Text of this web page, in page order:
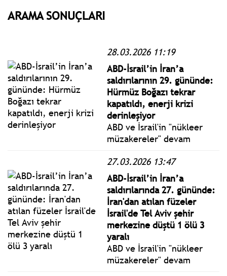
ARAMA SONUÇLARI
28.03.2026 11:19
ABD-İsrail’in İran’a
saldırılarının 29. gününde:
Hürmüz Boğazı tekrar
kapatıldı, enerji krizi
derinleşiyor
ABD ve İsrail'in "nükleer
müzakereler" devam
vurmasıyla başlayan ve
İran'ın misilleme
saldırılarıyla devam eden
Orta Doğu'daki savaş 29.
gününe karşılıklı hava
saldırılarıyla girdi.
27.03.2026 13:47
ABD-İsrail’in İran’a
saldırılarında 27. gününde:
İran'dan atılan füzeler
İsrail'de Tel Aviv şehir
merkezine düştü 1 ölü 3
yaralı
ABD ve İsrail'in "nükleer
müzakereler" devam